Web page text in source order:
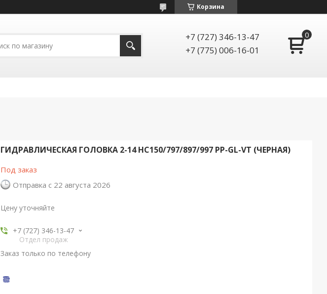
Корзина
+7 (727) 346-13-47
+7 (775) 006-16-01
ГИДРАВЛИЧЕСКАЯ ГОЛОВКА 2-14 HC150/797/897/997 PP-GL-VT (ЧЕРНАЯ)
Под заказ
Отправка с 22 августа 2026
Цену уточняйте
+7 (727) 346-13-47
Отдел продаж
Заказ только по телефону